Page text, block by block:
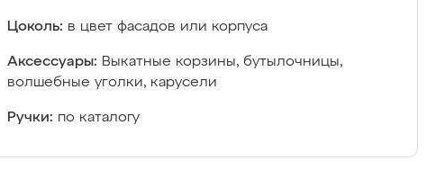
Цоколь: в цвет фасадов или корпуса
Аксессуары: Выкатные корзины, бутылочницы,
волшебные уголки, карусели
Ручки: по каталогу